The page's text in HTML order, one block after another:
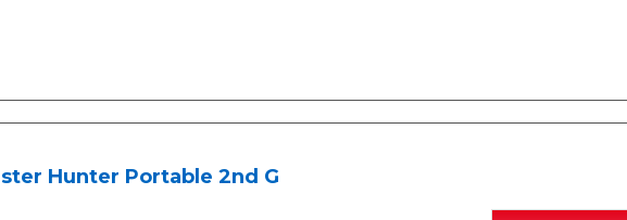
Hunter Portable 2nd G